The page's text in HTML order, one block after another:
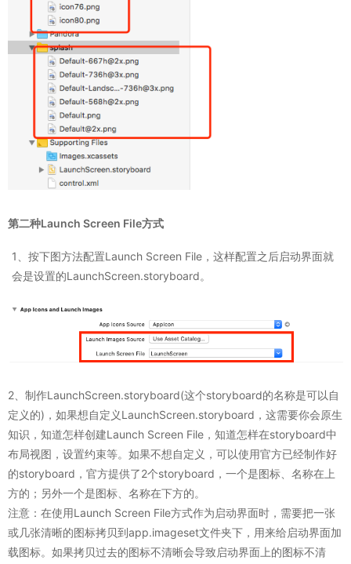
第二种Launch Screen File方式
1、按下图方法配置Launch Screen File，这样配置之后启动界面就
会是设置的LaunchScreen.storyboard。
2、制作LaunchScreen.storyboard(这个storyboard的名称是可以自
定义的)，如果想自定义LaunchScreen.storyboard，这需要你会原生
知识，知道怎样创建Launch Screen File，知道怎样在storyboard中
布局视图，设置约束等。如果不想自定义，可以使用官方已经制作好
的storyboard，官方提供了2个storyboard，一个是图标、名称在上
方的；另外一个是图标、名称在下方的。
注意：在使用Launch Screen File方式作为启动界面时，需要把一张
或几张清晰的图标拷贝到app.imageset文件夹下，用来给启动界面加
载图标。如果拷贝过去的图标不清晰会导致启动界面上的图标不清